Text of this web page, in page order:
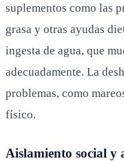
suplementos como las
grasa y otras ayudas
ingesta de agua, que
adecuadamente. La
problemas, como
físico.
Aislamiento social y